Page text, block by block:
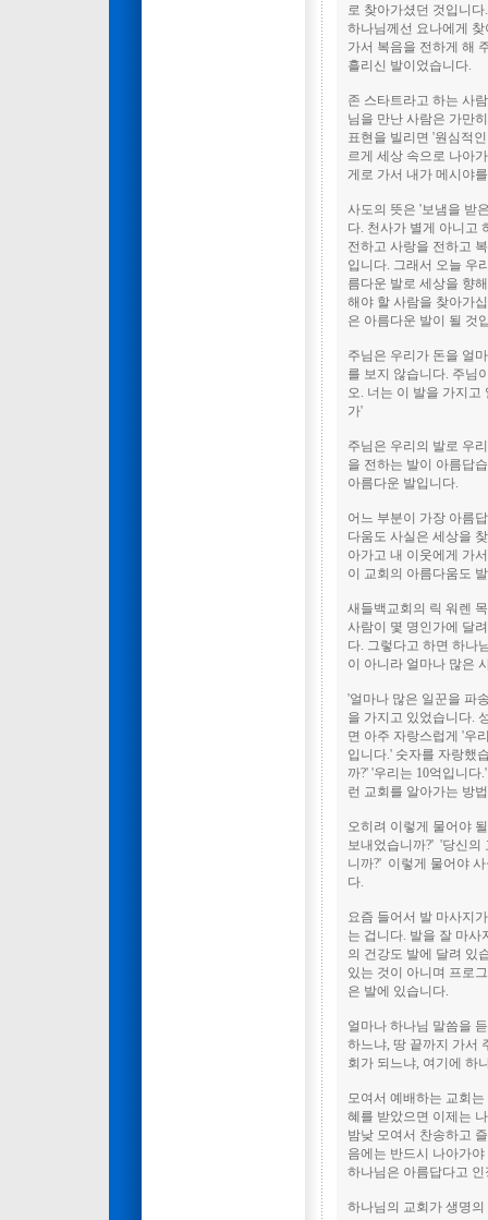
로 찾아가셨던 것입니
하나님께선 요나에게
가서 복음을 전하게 해
흘리신 발이었습니다.
존 스타트라고 하는 사
님을 만난 사람은 가만
표현을 빌리면 '원심적
르게 세상 속으로 나아
게로 가서 내가 메시야
사도의 뜻은 '보냄을 받
다. 천사가 별게 아니고
전하고 사랑을 전하고
입니다. 그래서 오늘 우
름다운 발로 세상을 향
해야 할 사람을 찾아가
은 아름다운 발이 될 것
주님은 우리가 돈을 얼
를 보지 않습니다. 주님
오. 너는 이 발을 가지고
가'
주님은 우리의 발로 우
을 전하는 발이 아름답
아름다운 발입니다.
어느 부분이 가장 아름
다움도 사실은 세상을
아가고 내 이웃에게 가
이 교회의 아름다움도
새들백교회의 릭 워렌
사람이 몇 명인가에 달
다. 그렇다고 하면 하나
이 아니라 얼마나 많은
'얼마나 많은 일꾼을 파
을 가지고 있었습니다.
면 아주 자랑스럽게 '우
입니다.' 숫자를 자랑했
까?' '우리는 10억입니
런 교회를 알아가는 방
오히려 이렇게 물어야
보내었습니까?' '당신의
니까?' 이렇게 물어야
다.
요즘 들어서 발 마사지
는 겁니다. 발을 잘 마사
의 건강도 발에 달려 있
있는 것이 아니며 프로
은 발에 있습니다.
얼마나 하나님 말씀을
하느냐, 땅 끝까지 가서
회가 되느냐, 여기에 하
모여서 예배하는 교회
혜를 받았으면 이제는
밤낮 모여서 찬송하고
음에는 반드시 나아가
하나님은 아름답다고
하나님의 교회가 생명